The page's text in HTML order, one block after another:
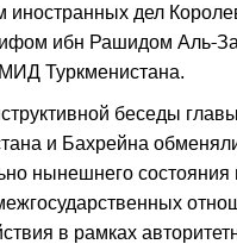
иностранных дел
ибн Рашидом Аль-
Туркменистана.
беседы
и Бахрейна
нынешнего состояния
в рамках